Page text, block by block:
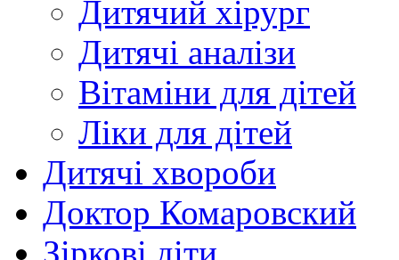
Дитячий хірург
Дитячі аналізи
Вітаміни для дітей
Ліки для дітей
Дитячі хвороби
Доктор Комаровский
Зіркові діти